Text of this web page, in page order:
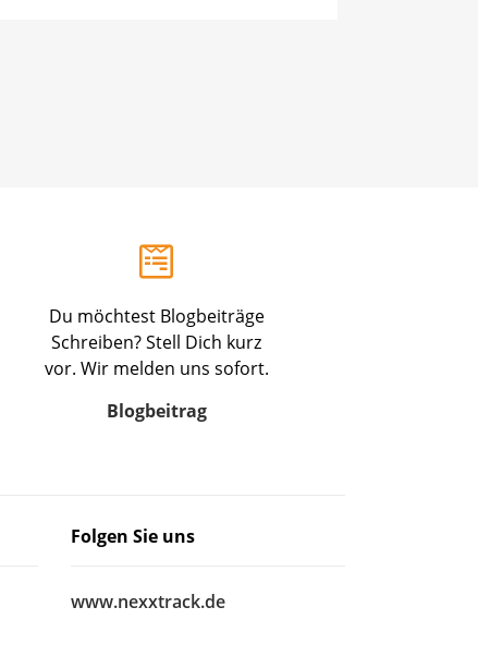
Du möchtest Blogbeiträge
Schreiben? Stell Dich kurz
vor. Wir melden uns sofort.
Blogbeitrag
Folgen Sie uns
www.nexxtrack.de